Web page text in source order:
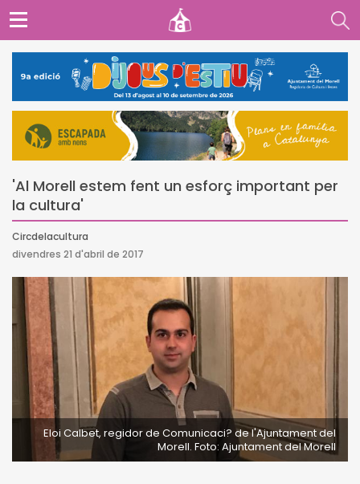
'Al Morell estem fent un esforç important per
la cultura'
Circdelacultura
divendres 21 d'abril de 2017
Eloi Calbet, regidor de Comunicaci? de l'Ajuntament del
Morell. Foto: Ajuntament del Morell